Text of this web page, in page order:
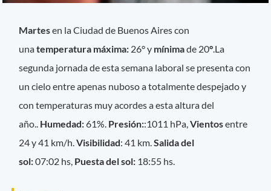
Martesen la Ciudad de Buenos Aires con
unatemperatura máxima: 26°y mínimade 20° .La
segunda jornada de esta semana laboral se presenta con
un cielo entre apenas nuboso a totalmente despejado y
con temperaturas muy acordes a esta altura del
año.. Humedad:61%. Presión::1011 hPa,Vientosentre
24 y 41 km/h.Visibilidad: 41 km.Salida del
sol:07:02 hs, Puesta del sol: 18:55 hs.